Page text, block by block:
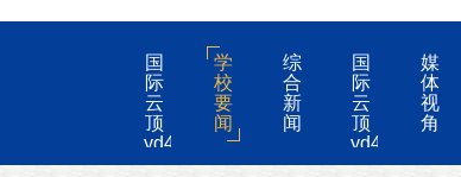
国
际
云
顶
yd4008-
云
学
校
要
闻
综
合
新
闻
国
际
云
顶
yd4008
的
媒
体
视
角